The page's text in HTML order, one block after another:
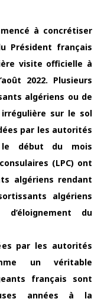
à concrétiser
Président français
visite officielle à
2022. Plusieurs
algériens ou de
sur le sol
par les autorités
le début du mois
(LPC) ont
algériens rendant
algériens
d’éloignement du
par les autorités
un véritable
français sont
années à la